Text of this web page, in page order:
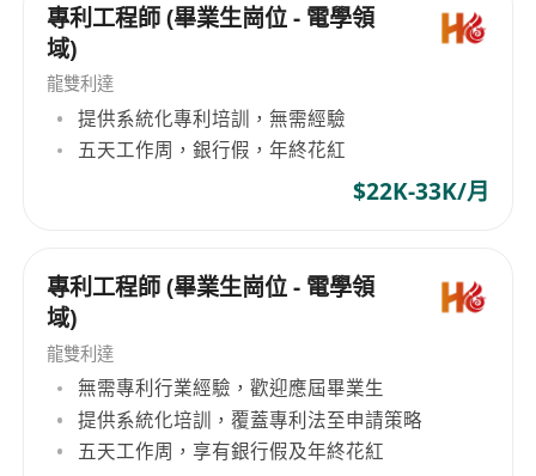
專利工程師 (畢業生崗位 - 電學領
域)
龍雙利達
提供系統化專利培訓，無需經驗
五天工作周，銀行假，年終花紅
$22K-33K/月
專利工程師 (畢業生崗位 - 電學領
域)
龍雙利達
無需專利行業經驗，歡迎應屆畢業生
提供系統化培訓，覆蓋專利法至申請策略
五天工作周，享有銀行假及年終花紅